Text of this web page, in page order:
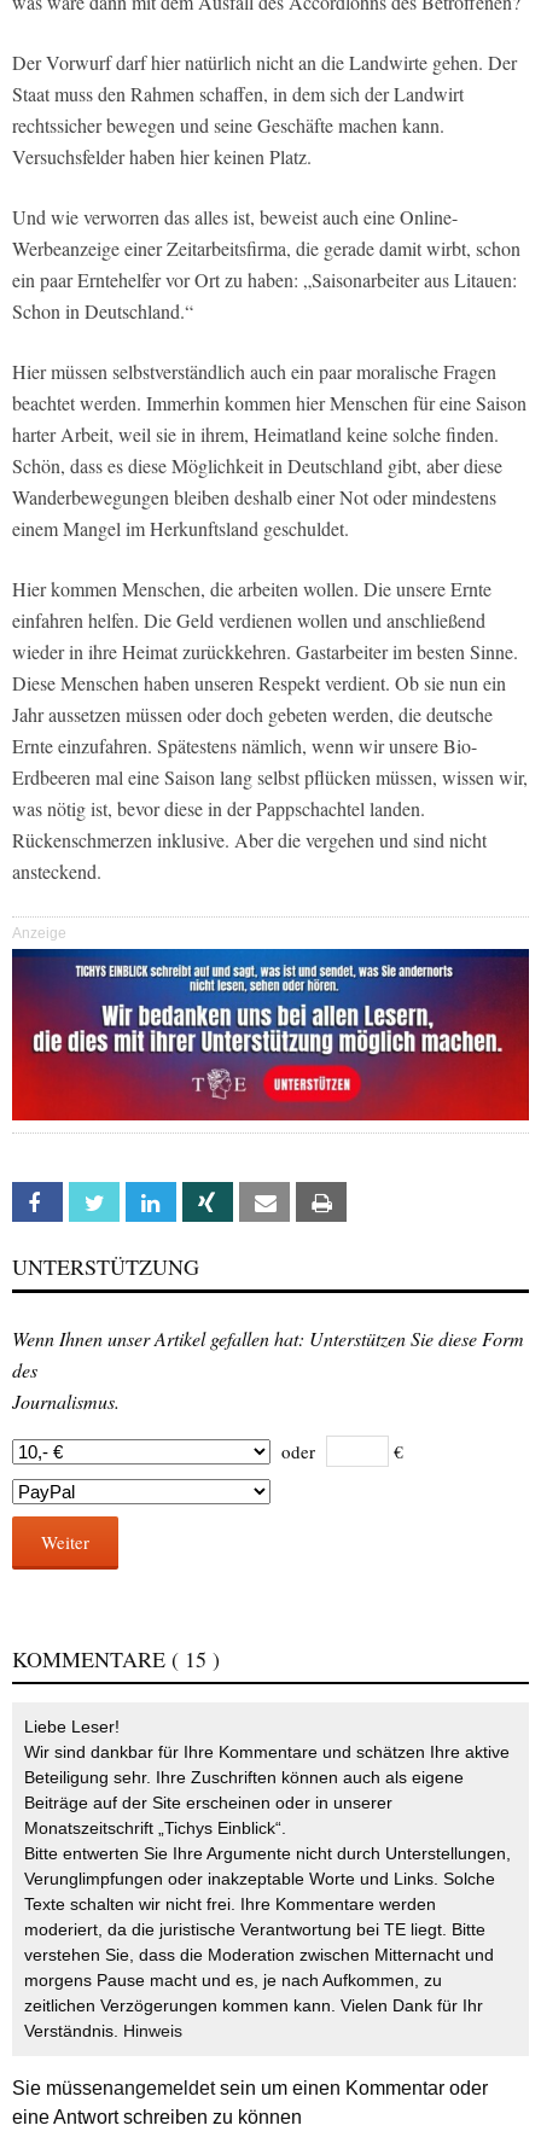
Der Vorwurf darf hier natürlich nicht an die Landwirte gehen. Der
Staat muss den Rahmen schaffen, in dem sich der Landwirt
rechtssicher bewegen und seine Geschäfte machen kann.
Versuchsfelder haben hier keinen Platz.
Und wie verworren das alles ist, beweist auch eine Online-
Werbeanzeige einer Zeitarbeitsfirma, die gerade damit wirbt, schon
ein paar Erntehelfer vor Ort zu haben: „Saisonarbeiter aus Litauen:
Schon in Deutschland.“
Hier müssen selbstverständlich auch ein paar moralische Fragen
beachtet werden. Immerhin kommen hier Menschen für eine Saison
harter Arbeit, weil sie in ihrem, Heimatland keine solche finden.
Schön, dass es diese Möglichkeit in Deutschland gibt, aber diese
Wanderbewegungen bleiben deshalb einer Not oder mindestens
einem Mangel im Herkunftsland geschuldet.
Hier kommen Menschen, die arbeiten wollen. Die unsere Ernte
einfahren helfen. Die Geld verdienen wollen und anschließend
wieder in ihre Heimat zurückkehren. Gastarbeiter im besten Sinne.
Diese Menschen haben unseren Respekt verdient. Ob sie nun ein
Jahr aussetzen müssen oder doch gebeten werden, die deutsche
Ernte einzufahren. Spätestens nämlich, wenn wir unsere Bio-
Erdbeeren mal eine Saison lang selbst pflücken müssen, wissen wir,
was nötig ist, bevor diese in der Pappschachtel landen.
Rückenschmerzen inklusive. Aber die vergehen und sind nicht
ansteckend.
Anzeige
Facebook Twitter Linkedin Xing Email
UNTERSTÜTZUNG
Wenn Ihnen unser Artikel gefallen hat: Unterstützen Sie diese Form
des
Journalismus.
oder €
Weiter
KOMMENTARE ( 15 )
Liebe Leser!
Wir sind dankbar für Ihre Kommentare und schätzen Ihre aktive
Beteiligung sehr. Ihre Zuschriften können auch als eigene
Beiträge auf der Site erscheinen oder in unserer
Monatszeitschrift „Tichys Einblick“.
Bitte entwerten Sie Ihre Argumente nicht durch Unterstellungen,
Verunglimpfungen oder inakzeptable Worte und Links. Solche
Texte schalten wir nicht frei. Ihre Kommentare werden
moderiert, da die juristische Verantwortung bei TE liegt. Bitte
verstehen Sie, dass die Moderation zwischen Mitternacht und
morgens Pause macht und es, je nach Aufkommen, zu
zeitlichen Verzögerungen kommen kann. Vielen Dank für Ihr
Verständnis. Hinweis
Sie müssenangemeldetsein um einen Kommentar oder
eine Antwort schreiben zu können